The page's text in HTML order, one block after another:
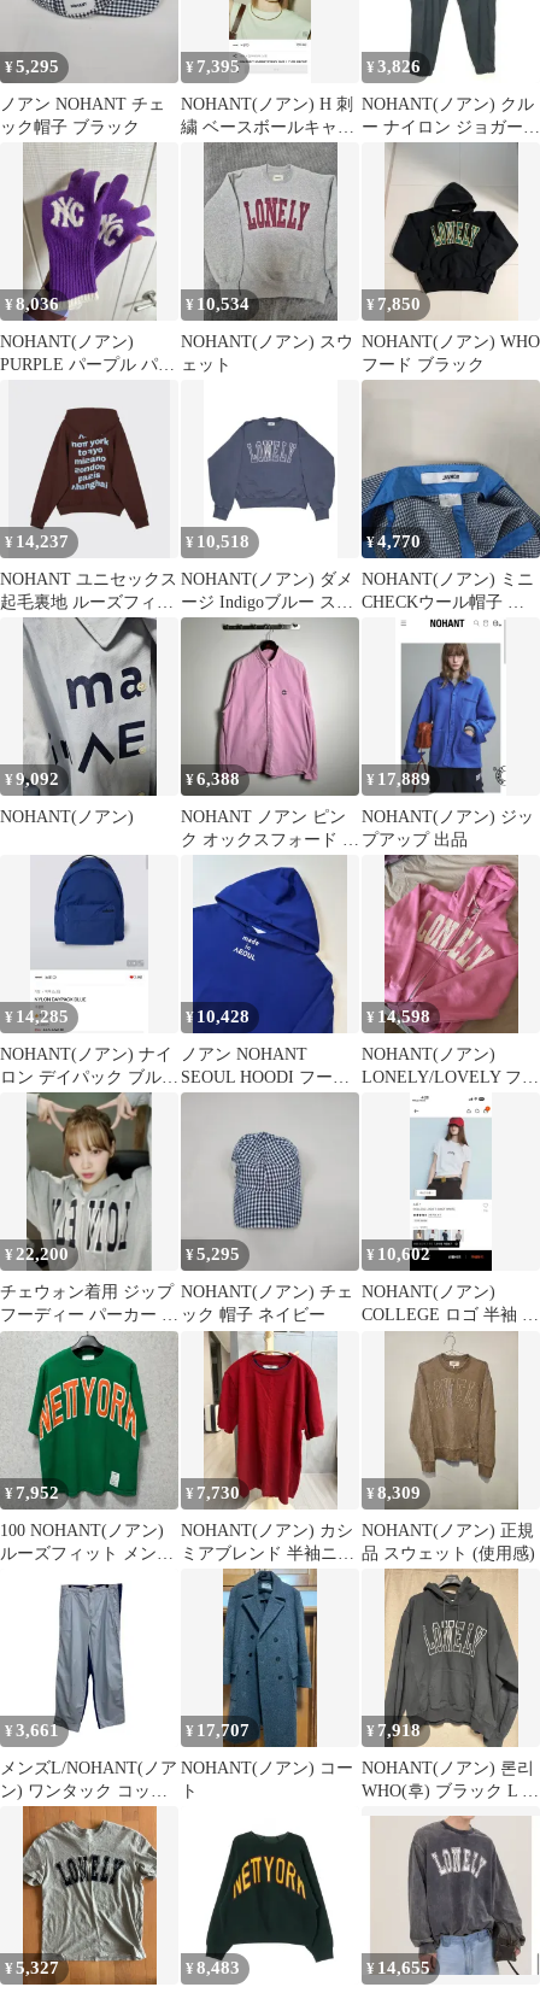
¥5,295
ノアン NOHANT チェ
ック帽子 ブラック
¥ 7,395
NOHANT(ノアン) H 刺
繍 ベースボールキャッ
プ ブラウン
¥ 3,826
NOHANT(ノアン) クル
ー ナイロン ジョガー
パンツ 86_S2626
¥8,036
NOHANT(ノアン)
PURPLE パープル パタ
¥ 10,534
NOHANT(ノアン) スウ
ェット
¥ 7,850
NOHANT(ノアン) WHO
フード ブラック
¥ 14,237
NOHANT ユニセックス
起毛裏地 ルーズフィッ
ト フードジップアップ
ブラウン L 新品
¥ 10,518
NOHANT(ノアン) ダメ
ージ Indigoブルー スウ
ェット / メンズ スウェ
ット/ 男 スウェット
¥4,770
NOHANT(ノアン) ミニ
CHECKウール帽子 グ
¥9,092
NOHANT(ノアン)
¥6,388
NOHANT ノアン ピン
ク オックスフォード シ
¥ 17,889
NOHANT(ノアン) ジッ
プアップ 出品
¥ 14,285
NOHANT(ノアン) ナイ
ロン デイパック ブルー
新品
¥ 10,428
ノアン NOHANT
SEOUL HOODI フーデ
ィーTシャツ XL(105)
¥ 14,598
NOHANT(ノアン)
LONELY/LOVELY フー
ドジップアップ リーゾ
ート ピンク
¥22,200
チェウォン着用 ジップ
フーディー パーカー グ
レー 正規品
¥5,295
NOHANT(ノアン) チェ
ック 帽子 ネイビー
¥ 10,602
NOHANT(ノアン)
COLLEGE ロゴ 半袖 T
¥7,952
100 NOHANT(ノアン)
ルーズフィット メンズ
¥ 7,730
NOHANT(ノアン) カシ
ミアブレンド 半袖ニッ
ト レッド
¥8,309
NOHANT(ノアン) 正規
品 スウェット (使用感)
¥ 3,661
メンズL/NOHANT(ノア
ン) ワンタック コット
¥ 17,707
NOHANT(ノアン) コー
ト
¥ 7,918
NOHANT(ノアン) 론리
WHO(후) ブラック L サ
イズ 出品 (起毛X)
¥5,327 ¥ 8,483 ¥ 14,655